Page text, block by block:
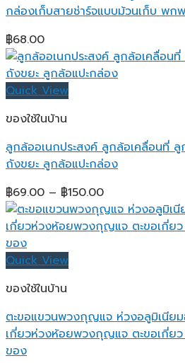
กล่องเก็บสายช่าร์จแบบม้วนเก็บ พก
฿68.00
Quick View
ของใช้ในบ้าน
ลูกล้ออเนกประสงค์ ลูกล้อเคลื่อนที่
ถังขยะ ลูกล้อแปะกล่อง
฿69.00 – ฿150.00Price
range:
฿69.00
Quick View
ของใช้ในบ้าน
ตะขอแขวนพวงกุญแจ ห่วงอลูมิเนีย
เกี่ยวห่วงห้อยพวงกุญแจ ตะขอเกี่ยว
ของ